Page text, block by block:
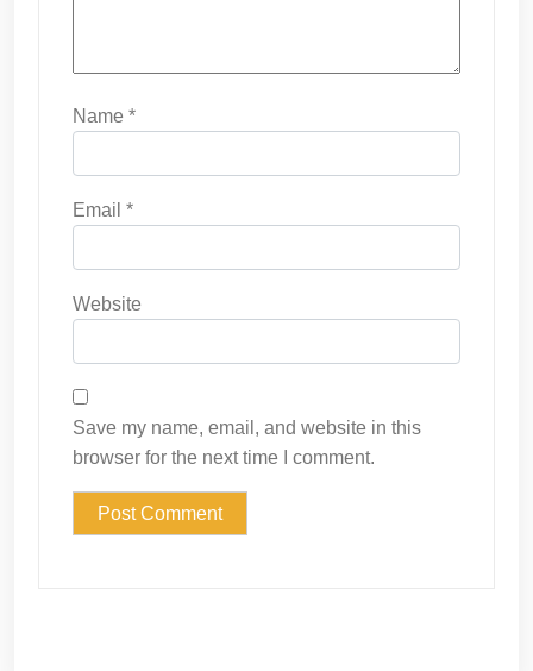
Name *
Email *
Website
Save my name, email, and website in this
browser for the next time I comment.